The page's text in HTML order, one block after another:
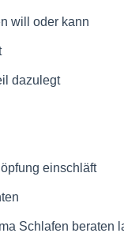
will oder kann
dazulegt
einschläft
Schlafen beraten